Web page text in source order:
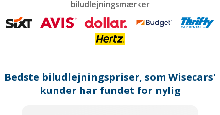
get
the
dates.
biludlejningsmærker
Bedste biludlejningspriser, som Wisecars'
kunder har fundet for nylig